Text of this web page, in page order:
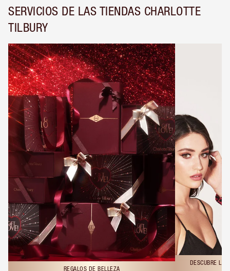
SERVICIOS DE LAS TIENDAS CHARLOTTE
TILBURY
REGALOS DE BELLEZA
DESCUBRE